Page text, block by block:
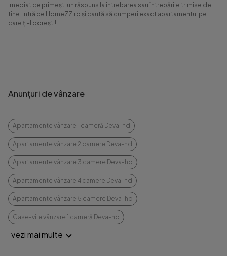
imediat ce primești un răspuns la întrebarea sau întrebările trimise de
tine. Intră pe HomeZZ.ro și caută să cumperi exact apartamentul pe
care ți-l dorești!
Anunțuri de vânzare
Apartamente vânzare 1 cameră Deva-hd
Apartamente vânzare 2 camere Deva-hd
Apartamente vânzare 3 camere Deva-hd
Apartamente vânzare 4 camere Deva-hd
Apartamente vânzare 5 camere Deva-hd
Case-vile vânzare 1 cameră Deva-hd
vezi mai multe